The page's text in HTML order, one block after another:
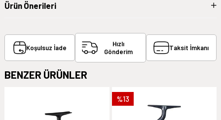
Ürün Önerileri
Koşulsuz İade
Hızlı
Gönderim
Taksit İmkanı
BENZER ÜRÜNLER
%13